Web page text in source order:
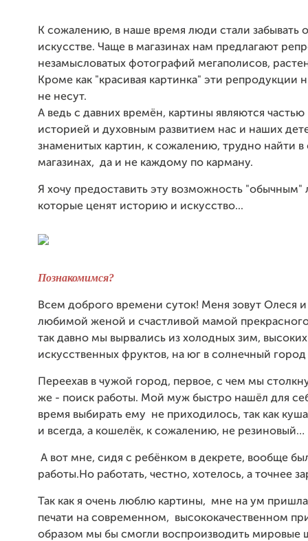
К сожалению, в наше время люди стали забывать
искусстве. Чаще в магазинах нам предлагают
незамысловатых фотографий мегаполисов,
Кроме как "красивая картинка" эти репродукции
не несут.
А ведь с давних времён, картины являются
историей и духовным развитием нас и наших
знаменитых картин, к сожалению, трудно найти
магазинах, да и не каждому по карману.
Я хочу предоставить эту возможность "обычным"
которые ценят историю и искусство...
Познакомимся?
Всем доброго времени суток! Меня зовут Олеся и
любимой женой и счастливой мамой
так давно мы вырвались из холодных зим,
искусственных фруктов, на юг в солнечный
Переехав в чужой город, первое, с чем мы
же - поиск работы. Мой муж быстро нашёл для
время выбирать ему не приходилось, так как
и всегда, а кошелёк, к сожалению, не резиновый…
А вот мне, сидя с ребёнком в декрете, вообще
работы. Но работать, честно, хотелось, а точнее
Так как я очень люблю картины, мне на ум
печати на современном, высококачественном
образом мы бы смогли воспроизводить мировые